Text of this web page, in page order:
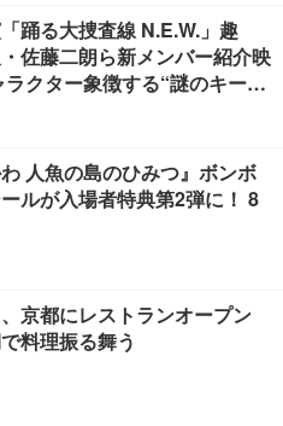
踊る大捜査線 N.E.W.」趣
佐藤二朗ら新メンバー紹介映
クター象徴する“謎のキーワ
わ 人魚の島のひみつ』ボンボ
ルが入場者特典第2弾に！ 8
京都にレストランオープン
料理振る舞う